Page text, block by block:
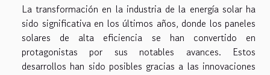
La transformación en la industria de la energía solar ha
sido significativa en los últimos años, donde los paneles
solares de alta eficiencia se han convertido en
protagonistas por sus notables avances. Estos
desarrollos han sido posibles gracias a las innovaciones